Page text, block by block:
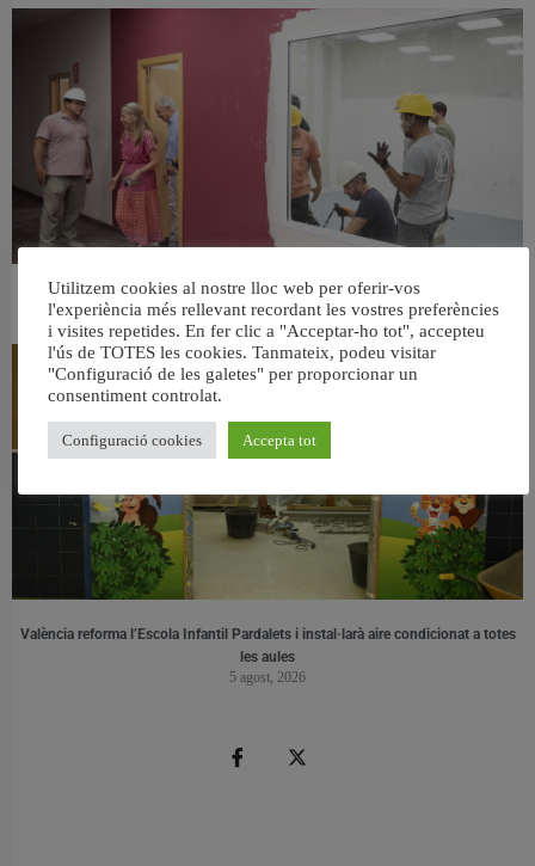
València ultima el nou centre per a persones majors del barri de Sant Antoni
6 agost, 2026
València reforma l’Escola Infantil Pardalets i instal·larà aire condicionat a totes
les aules
5 agost, 2026
Utilitzem cookies al nostre lloc web per oferir-vos
l'experiència més rellevant recordant les vostres preferències
i visites repetides. En fer clic a "Acceptar-ho tot", accepteu
l'ús de TOTES les cookies. Tanmateix, podeu visitar
"Configuració de les galetes" per proporcionar un
consentiment controlat.
Configuració cookies Accepta tot